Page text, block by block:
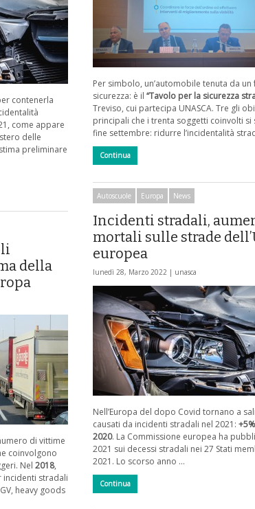
contenerla
come appare
delle
preliminare
Per simbolo, un’automobile tenuta da
sicurezza: è il “Tavolo per la sicurezza
Treviso, cui partecipa UNASCA. Tre gli
principali che i trenta soggetti coinvolti si
fine settembre: ridurre l’incidentalità
Continua
Autoscuole Europa News
Incidenti stradali,
mortali sulle strade
europea
lunedì 28, Marzo 2022 | unasca
Nell’Europa del dopo Covid tornano a
causati da incidenti stradali nel 2021:
2020. La Commissione europea ha
2021 sui decessi stradali nei 27 Stati
2021. Lo scorso anno …
Continua
della
di vittime
coinvolgono
Nel 2018,
stradali
heavy goods